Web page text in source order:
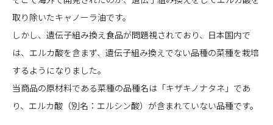
取り除いたキャノーラ油です。
しかし、遺伝子組み換え食品が問題視されており、日本国内で
は、エルカ酸を含まず、遺伝子組み換えでない品種の菜種を栽培
するようになりました。
当商品の原材料である菜種の品種名は「キザキノナタネ」であ
り、エルカ酸（別名：エルシン酸）が含まれていない品種です。